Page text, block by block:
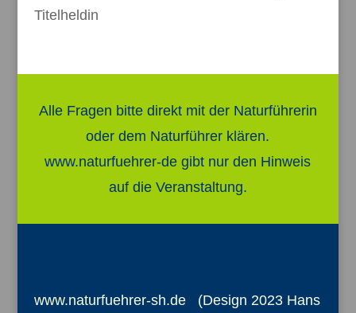
Titelheldin
Alle Fragen bitte direkt mit der Naturführerin
oder dem Naturführer klären.
www.naturfuehrer-de gibt nur den Hinweis
auf die Veranstaltung.
www.naturfuehrer-sh.de (Design 2023 Hans